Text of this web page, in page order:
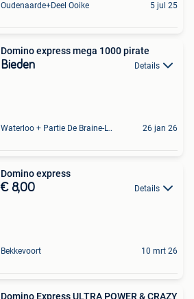
Oudenaarde+Deel Ooike 5 jul 25
Domino express mega 1000 pirate
Bieden Details
Waterloo + Partie De Braine-L'Alleud, De Ohain 26 jan 26
Domino express
€ 8,00 Details
Bekkevoort 10 mrt 26
Domino Express ULTRA POWER & CRAZY